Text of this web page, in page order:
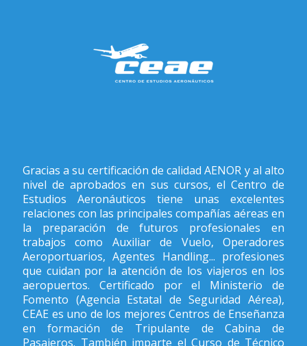
Gracias a su certificación de calidad AENOR y al alto
nivel de aprobados en sus cursos, el Centro de
Estudios Aeronáuticos tiene unas excelentes
relaciones con las principales compañías aéreas en
la preparación de futuros profesionales en
trabajos como Auxiliar de Vuelo, Operadores
Aeroportuarios, Agentes Handling... profesiones
que cuidan por la atención de los viajeros en los
aeropuertos. Certificado por el Ministerio de
Fomento (Agencia Estatal de Seguridad Aérea),
CEAE es uno de los mejores Centros de Enseñanza
en formación de Tripulante de Cabina de
Pasajeros. También imparte el Curso de Técnico